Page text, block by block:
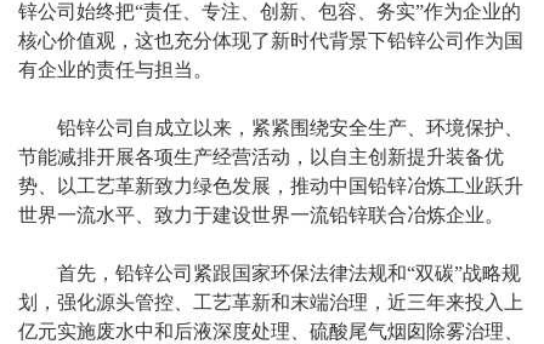
锌公司始终把“责任、专注、创新、包容、务实”作为企业的
核心价值观，这也充分体现了新时代背景下铅锌公司作为国
有企业的责任与担当。
铅锌公司自成立以来，紧紧围绕安全生产、环境保护、
节能减排开展各项生产经营活动，以自主创新提升装备优
势、以工艺革新致力绿色发展，推动中国铅锌冶炼工业跃升
世界一流水平、致力于建设世界一流铅锌联合冶炼企业。
首先，铅锌公司紧跟国家环保法律法规和“双碳”战略规
划，强化源头管控、工艺革新和末端治理，近三年来投入上
亿元实施废水中和后液深度处理、硫酸尾气烟囱除雾治理、